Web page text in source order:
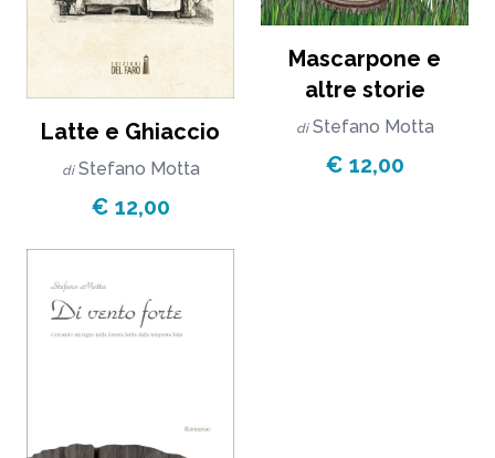
Latte e Ghiaccio
di Stefano Motta
€ 12,00
Mascarpone e
altre storie
di Stefano Motta
€ 12,00